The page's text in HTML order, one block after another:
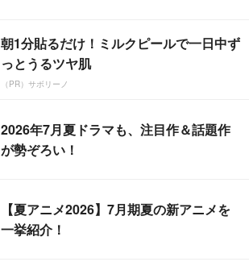
朝1分貼るだけ！ミルクピールで一日中ず
っとうるツヤ肌
（PR）サボリーノ
2026年7月夏ドラマも、注目作＆話題作
が勢ぞろい！
【夏アニメ2026】7月期夏の新アニメを
一挙紹介！